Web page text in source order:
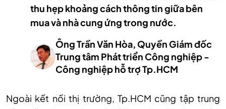
thu hẹp khoảng cách thông tin giữa bên
mua và nhà cung ứng trong nước.
Ông Trần Văn Hòa, Quyền Giám đốc
Trung tâm Phát triển Công nghiệp -
Công nghiệp hỗ trợ Tp.HCM
Ngoài kết nối thị trường, Tp.HCM cũng tập trung